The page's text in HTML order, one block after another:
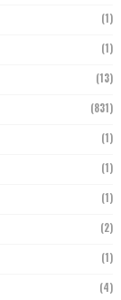
(1)
(1)
(13)
(831)
(1)
(1)
(1)
(2)
(1)
(4)